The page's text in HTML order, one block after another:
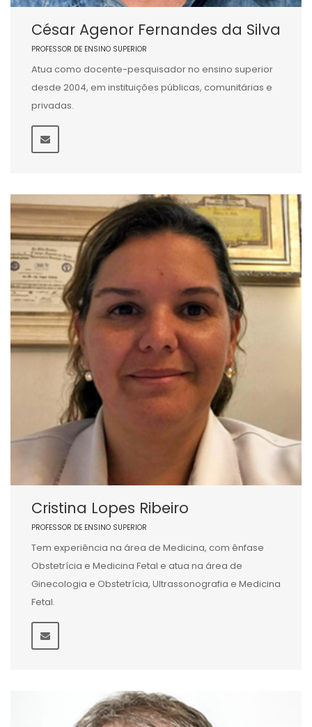
César Agenor Fernandes da Silva
PROFESSOR DE ENSINO SUPERIOR
Atua como docente-pesquisador no ensino superior
desde 2004, em instituições públicas, comunitárias e
privadas.
Cristina Lopes Ribeiro
PROFESSOR DE ENSINO SUPERIOR
Tem experiência na área de Medicina, com ênfase
Obstetrícia e Medicina Fetal e atua na área de
Ginecologia e Obstetrícia, Ultrassonografia e Medicina
Fetal.